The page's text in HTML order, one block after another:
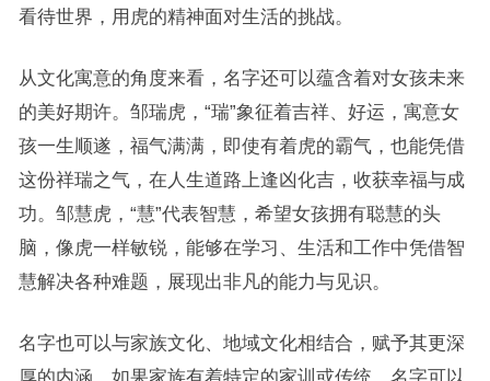
看待世界，用虎的精神面对生活的挑战。
从文化寓意的角度来看，名字还可以蕴含着对女孩未来
的美好期许。邹瑞虎，“瑞”象征着吉祥、好运，寓意女
孩一生顺遂，福气满满，即使有着虎的霸气，也能凭借
这份祥瑞之气，在人生道路上逢凶化吉，收获幸福与成
功。邹慧虎，“慧”代表智慧，希望女孩拥有聪慧的头
脑，像虎一样敏锐，能够在学习、生活和工作中凭借智
慧解决各种难题，展现出非凡的能力与见识。
名字也可以与家族文化、地域文化相结合，赋予其更深
厚的内涵。如果家族有着特定的家训或传统，名字可以